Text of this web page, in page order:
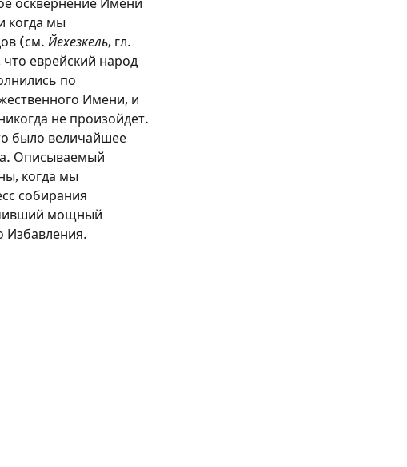
осквернение Имени
когда мы
(см. Йехезкель, гл.
еврейский народ
по
Имени, и
не произойдет.
было величайшее
Описываемый
когда мы
собирания
мощный
Избавления.